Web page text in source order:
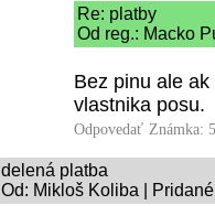
Re: platby
Od reg.: Macko
Bez pinu ale
vlastnika posu.
Odpovedať Známka:
delená platba
Od: Mikloš Koliba |